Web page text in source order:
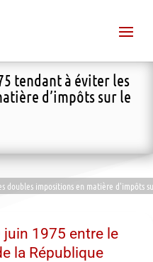
tendant à éviter les
d’impôts sur le
doubles impositions en matière d'impôts
1975 entre le
la République